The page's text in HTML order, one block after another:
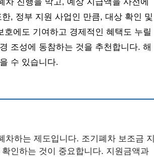
, 정부 지원 사업인 만큼, 대상 확인 및
에도 기여하고 경제적인 혜택도 누릴
조성에 동참하는 것을 추천합니다. 해
수 있습니다.
하는 제도입니다. 조기폐차 보조금 지
인하는 것이 중요합니다. 지원금액과